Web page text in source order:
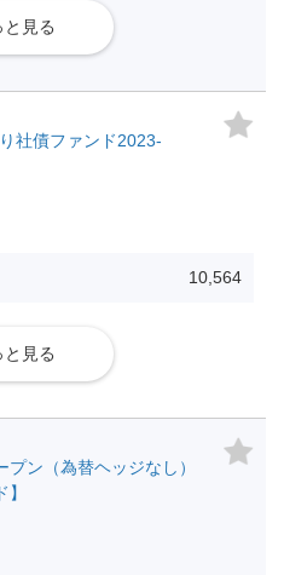
と見る
社債ファンド2023-
10,564
と見る
ン（為替ヘッジなし）